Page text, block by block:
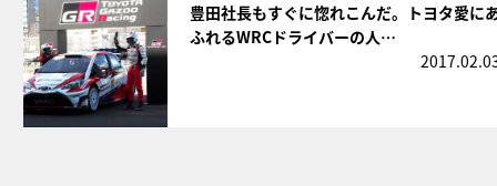
豊田社長もすぐに惚れこんだ。トヨタ愛に
ふれるWRCドライバーの人…